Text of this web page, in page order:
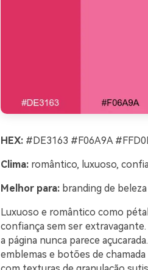
HEX:#DE3163 #F06A9A
Clima:romântico, luxuoso,
Melhor para:branding de
Luxuoso e romântico como
confiança sem ser
a página nunca parece
emblemas e botões de